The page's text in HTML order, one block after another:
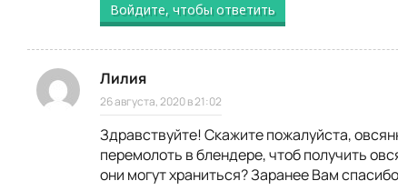
Войдите, чтобы ответить
Лилия
26 августа, 2020 в 21:02
Здравствуйте! Скажите пожалуйста,
перемолоть в блендере, чтоб получить
они могут храниться? Заранее Вам